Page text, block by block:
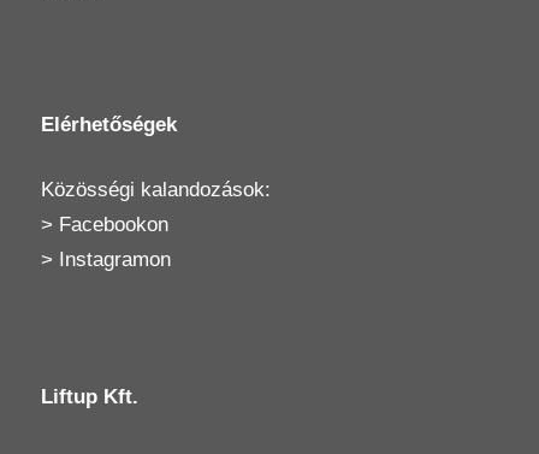
Elérhetőségek
Közösségi kalandozások:
> Facebookon
> Instagramon
Liftup Kft.